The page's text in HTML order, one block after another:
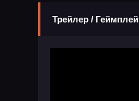
Трейлер / Геймплей